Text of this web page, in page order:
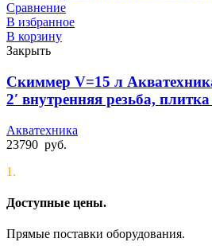
Сравнение
В избранное
В корзину
Закрыть
Скиммер V=15 л
2′ внутренняя резьба,
Акватехника
23790 руб.
1.
Доступные цены.
Прямые поставки оборудования.